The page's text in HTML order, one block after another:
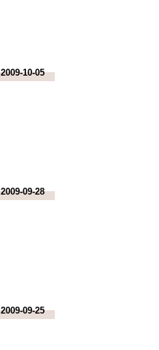
2009-10-05
2009-09-28
2009-09-25